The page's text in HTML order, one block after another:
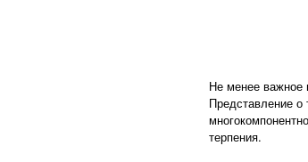
Не менее важное
Представление о
терпения.